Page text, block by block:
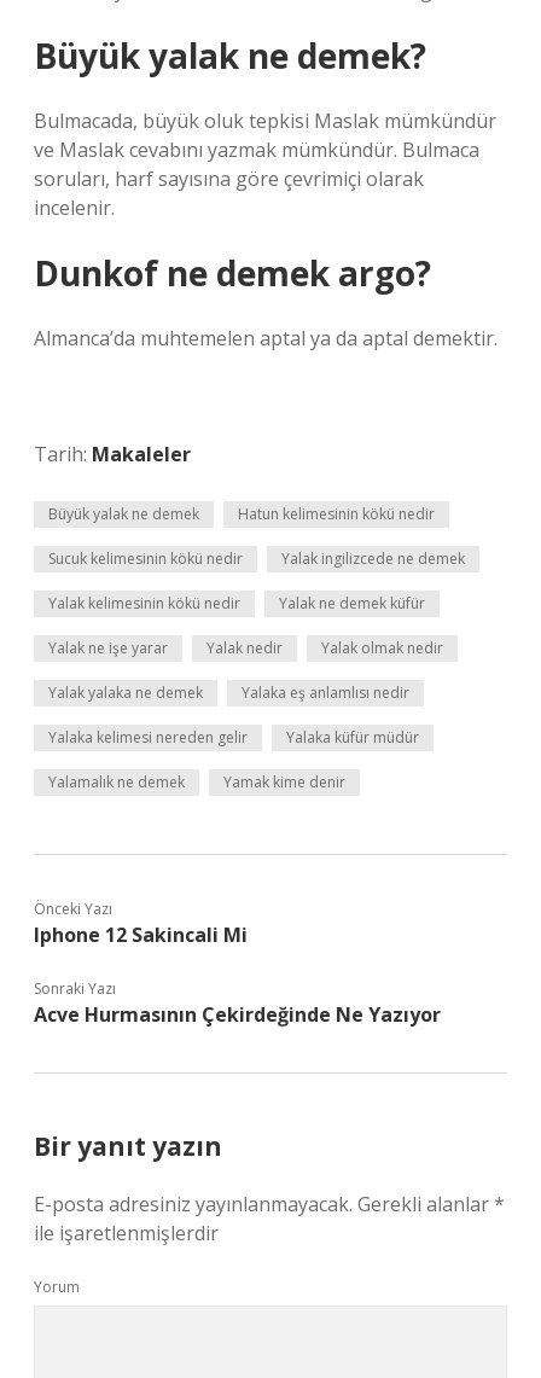
Büyük yalak ne demek?
Bulmacada, büyük oluk tepkisi Maslak mümkündür
ve Maslak cevabını yazmak mümkündür. Bulmaca
soruları, harf sayısına göre çevrimiçi olarak
incelenir.
Dunkof ne demek argo?
Almanca’da muhtemelen aptal ya da aptal demektir.
Tarih: Makaleler
Büyük yalak ne demek Hatun kelimesinin kökü nedir
Sucuk kelimesinin kökü nedir Yalak ingilizcede ne demek
Yalak kelimesinin kökü nedir Yalak ne demek küfür
Yalak ne işe yarar Yalak nedir Yalak olmak nedir
Yalak yalaka ne demek Yalaka eş anlamlısı nedir
Yalaka kelimesi nereden gelir Yalaka küfür müdür
Yalamalık ne demek Yamak kime denir
Önceki Yazı
Iphone 12 Sakincali Mi
Sonraki Yazı
Acve Hurmasının Çekirdeğinde Ne Yazıyor
Bir yanıt yazın
E-posta adresiniz yayınlanmayacak. Gerekli alanlar*
ile işaretlenmişlerdir
Yorum